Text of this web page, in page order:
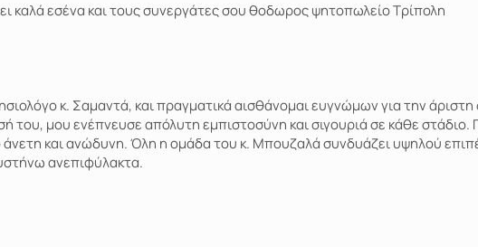
καλά εσένα και τους συνεργάτες σου θοδωρος ψητοπωλείο Τρίπολη
κ. Σαμαντά, και πραγματικά αισθάνομαι ευγνώμων για την
μου ενέπνευσε απόλυτη εμπιστοσύνη και σιγουριά σε κάθε
άνετη και ανώδυνη. Όλη η ομάδα του κ. Μπουζαλά συνδυάζει υψηλού
ανεπιφύλακτα.